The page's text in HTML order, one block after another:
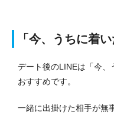
「今、うちに着い
デート後のLINEは「今、
おすすめです。
一緒に出掛けた相手が無